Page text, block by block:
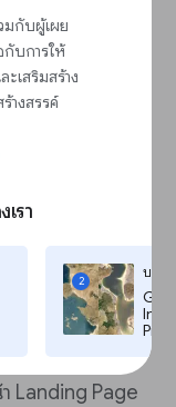
มกับผู้เผย
กับการให้
เสริมสร้าง
างสรรค์
รา
2
บทเ
Pro,
หรือ CTA)
ยทางการตลาด
Landing Page